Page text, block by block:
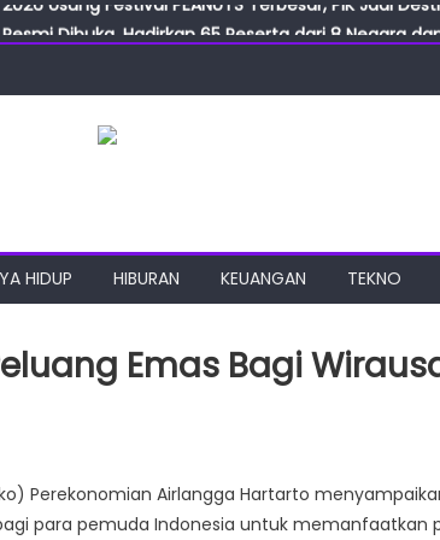
Dibuka, Hadirkan 65 Peserta dari 8 Negara
Usung Festival PEANUTS Terbesar, PIK Jadi
HIDUP HIBURAN KEUANGAN TEKNO
Emas Bagi
Perekonomian Airlangga Hartarto
para pemuda Indonesia untuk memanfaatkan